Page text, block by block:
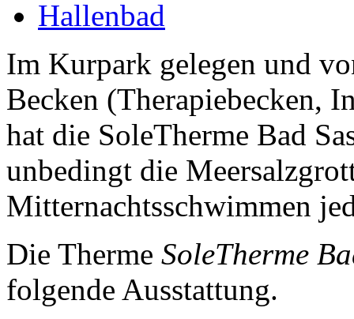
Hallenbad
Im Kurpark gelegen und
Becken (Therapiebecken,
hat die SoleTherme Bad
unbedingt die
Mitternachtsschwimmen
Die Therme SoleTherme
folgende Ausstattung.